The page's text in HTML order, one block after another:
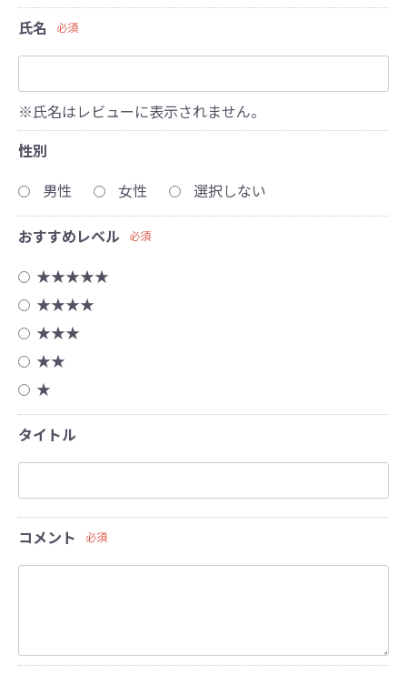
氏名
必須
※氏名はレビューに表示されません。
性別
男性
女性 選択しない
おすすめレベル 必須
★★★★★
★★★★
★★★
★★
★
タイトル
コメント 必須